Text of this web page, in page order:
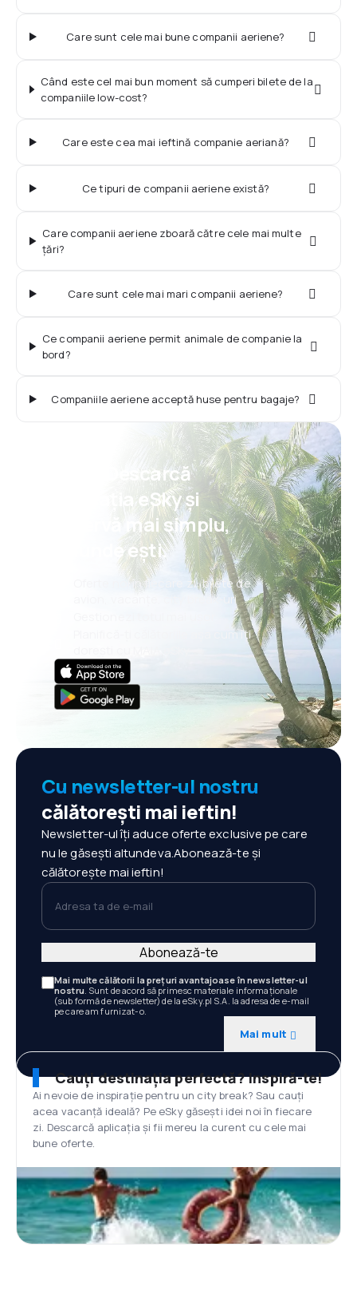
Dimensiunea și greutatea bagajelor - Pegasus
Dimensiunea și greutatea bagajelor - FlyDubai
Drepturile și obligațiile pasagerului
Care sunt cele mai bune companii aeriene?
Când este cel mai bun moment să cumperi bilete de la
companiile low-cost?
Care este cea mai ieftină companie aeriană?
Ce tipuri de companii aeriene există?
Care companii aeriene zboară către cele mai multe
țări?
Care sunt cele mai mari companii aeriene?
Ce companii aeriene permit animale de companie la
bord?
Companiile aeriene acceptă huse pentru bagaje?
Psst! Descarcă
aplicația eSky și
rezervă mai simplu,
oriunde ești.
Oferte noi în fiecare zi: bilete de
avion, vacanțe, city break-uri
Planifică-ți călătoriile așa cum îți
Cu newsletter-ul nostru
călătorești mai ieftin!
Newsletter-ul îți aduce oferte exclusive pe care
nu le găsești altundeva.Abonează-te și
călătorește mai ieftin!
Adresa ta de e-mail
Mai multe călătorii la prețuri avantajoase în newsletter-ul
nostru. Sunt de acord să primesc materiale informaționale
(sub formă de newsletter) de la eSky.pl S.A. la adresa de e-mail
pe care am furnizat-o.
Mai mult
Abonează-te
Cauți destinația perfectă? Inspiră-te!
Ai nevoie de inspirație pentru un city break? Sau cauți
acea vacanță ideală? Pe eSky găsești idei noi în fiecare
zi. Descarcă aplicația și fii mereu la curent cu cele mai
bune oferte.